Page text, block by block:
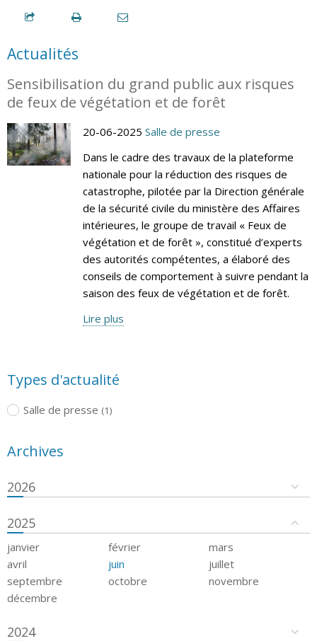
Actualités
Sensibilisation du grand public aux risques
de feux de végétation et de forêt
20-06-2025 Salle de presse
Dans le cadre des travaux de la plateforme
nationale pour la réduction des risques de
catastrophe, pilotée par la Direction générale
de la sécurité civile du ministère des Affaires
intérieures, le groupe de travail « Feux de
végétation et de forêt », constitué d’experts
des autorités compétentes, a élaboré des
conseils de comportement à suivre pendant la
saison des feux de végétation et de forêt.
Lire plus
Types d'actualité
Salle de presse (1)
Archives
2026
2025
janvier février
mars
avril
juin
juillet
septembre
octobre
novembre
décembre
2024